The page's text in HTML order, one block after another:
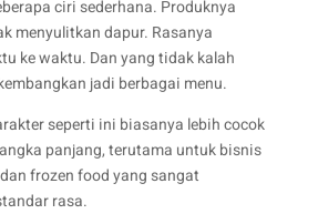
ciri sederhana. Produknya
menyulitkan dapur. Rasanya
ke waktu. Dan yang tidak kalah
jadi berbagai menu.
seperti ini biasanya lebih cocok
panjang, terutama untuk bisnis
frozen food yang sangat
rasa.